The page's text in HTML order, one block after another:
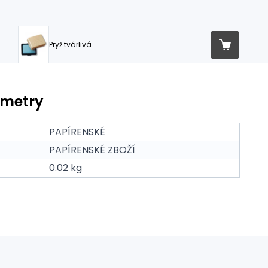
Pryž tvárlivá
PAPÍRENSKÉ
PAPÍRENSKÉ ZBOŽÍ
0.02 kg